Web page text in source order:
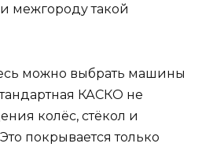
межгороду такой
можно выбрать машины
КАСКО не
колёс, стёкол и
покрывается только